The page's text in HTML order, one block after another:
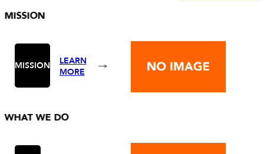
MISSION
MISSION
LEARN
MORE
WHAT WE DO